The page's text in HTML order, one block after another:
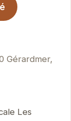
Gérardmer,
Les